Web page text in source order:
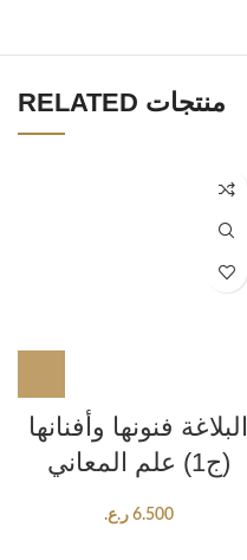
RELATED منتجات
البلاغة فنونها وأفنانها
(ج1) علم المعاني
6.500 ر.ع.